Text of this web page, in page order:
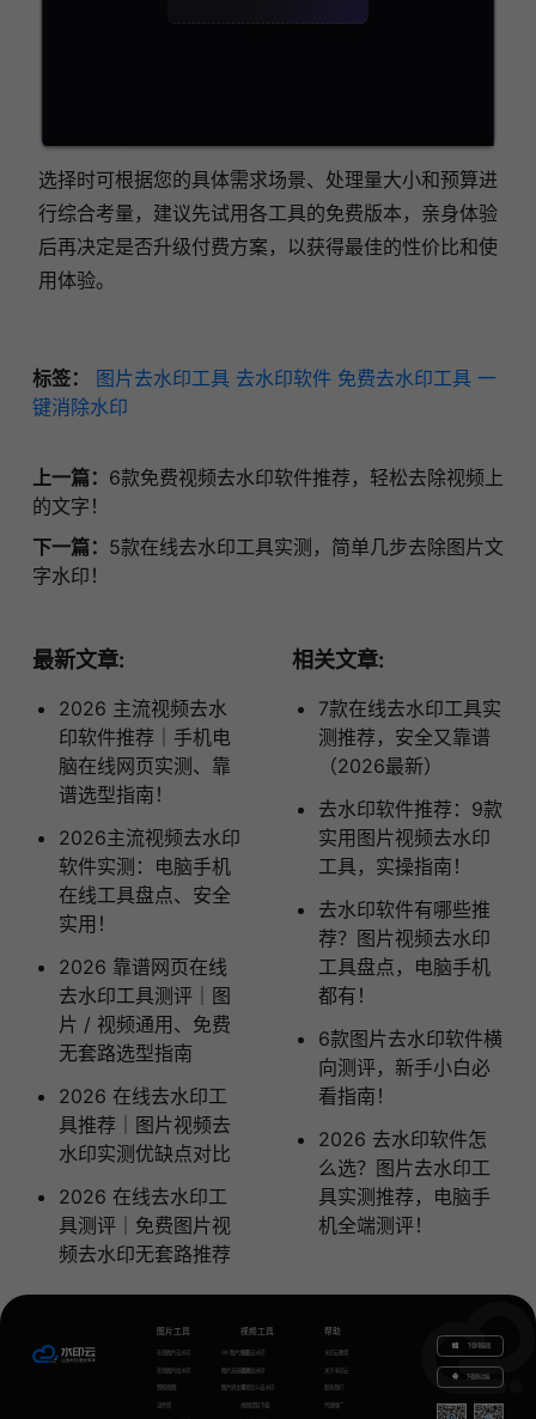
选择时可根据您的具体需求场景、处理量大小和预算进
行综合考量，建议先试用各工具的免费版本，亲身体验
后再决定是否升级付费方案，以获得最佳的性价比和使
用体验。
标签： 图片去水印工具 去水印软件 免费去水印工具 一
键消除水印
上一篇： 6款免费视频去水印软件推荐，轻松去除视频上
的文字！
下一篇： 5款在线去水印工具实测，简单几步去除图片文
字水印！
最新文章:
2026 主流视频去水
印软件推荐｜手机电
脑在线网页实测、靠
谱选型指南！
2026主流视频去水印
软件实测：电脑手机
在线工具盘点、安全
实用！
2026 靠谱网页在线
去水印工具测评｜图
片 / 视频通用、免费
无套路选型指南
2026 在线去水印工
具推荐｜图片视频去
水印实测优缺点对比
2026 在线去水印工
具测评｜免费图片视
频去水印无套路推荐
相关文章:
7款在线去水印工具实
测推荐，安全又靠谱
（2026最新）
去水印软件推荐：9款
实用图片视频去水印
工具，实操指南！
去水印软件有哪些推
荐？图片视频去水印
工具盘点，电脑手机
都有！
6款图片去水印软件横
向测评，新手小白必
看指南！
2026 去水印软件怎
么选？图片去水印工
具实测推荐，电脑手
机全端测评！
图片工具
在线图片去水印
在线图片加水印
智能抠图
证件照
GIF图片生成
图片无损放大
图片转文字
视频工具
视频去水印
视频加水印
视频怎么去水印
视频提取下载
帮助
水印云教程
关于水印云
联系我们
代理推广
下载电脑版
下载移动端